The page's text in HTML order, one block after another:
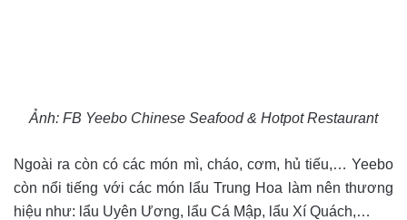
Ảnh: FB Yeebo Chinese Seafood & Hotpot Restaurant
Ngoài ra còn có các món mì, cháo, cơm, hủ tiếu,… Yeebo
còn nổi tiếng với các món lẩu Trung Hoa làm nên thương
hiệu như: lẩu Uyên Ương, lẩu Cá Mập, lẩu Xí Quách,…